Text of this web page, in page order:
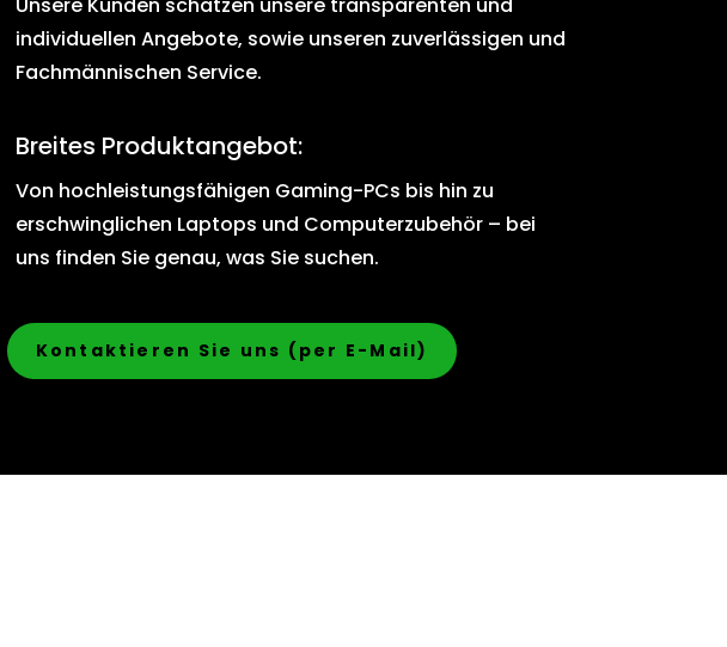
individuellen Angebote, sowie unseren zuverlässigen und
Fachmännischen Service.
Breites Produktangebot:
Von hochleistungsfähigen Gaming-PCs bis hin zu
erschwinglichen Laptops und Computerzubehör – bei
uns finden Sie genau, was Sie suchen.
Kontaktieren Sie uns (per E-Mail)